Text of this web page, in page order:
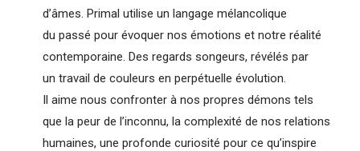
d’âmes. Primal utilise un langage mélancolique
du passé pour évoquer nos émotions et notre réalité
contemporaine. Des regards songeurs, révélés par
un travail de couleurs en perpétuelle évolution.
Il aime nous confronter à nos propres démons tels
que la peur de l’inconnu, la complexité de nos relations
humaines, une profonde curiosité pour ce qu’inspire